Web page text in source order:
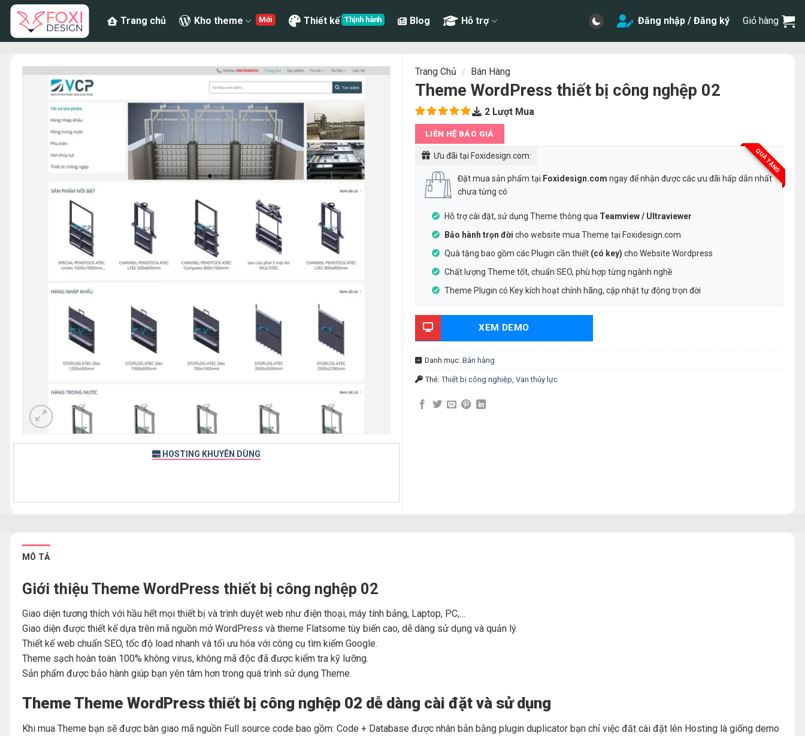
Chuyển
nội
Trang chủ Kho theme Thiết kế Blog Hỗ trợ Đăng nhập / Đăng ký Giỏ hàng
HOSTING KHUYÊN DÙNG
Trang Chủ / Bán Hàng
Theme WordPress thiết bị công nghệp 02
5.00trên
5 dựa
trên
1
đánh
giá
2 Lượt Mua
LIÊN HỆ BÁO GIÁ
QUÀ TẶNG
Ưu đãi tại Foxidesign.com:
Đặt mua sản phẩm tại Foxidesign.com ngay để nhận được các ưu đãi hấp dẫn nhất
chưa từng có
Hỗ trợ cài đặt, sử dụng Theme thông qua Teamview / Ultraviewer
Bảo hành trọn đời cho website mua Theme tại Foxidesign.com
Quà tặng bao gồm các Plugin cần thiết (có key) cho Website Wordpress
Chất lượng Theme tốt, chuẩn SEO, phù hợp từng ngành nghề
Theme Plugin có Key kích hoạt chính hãng, cập nhật tự động trọn đời
XEM DEMO
Danh mục: Bán hàng
Thẻ: Thiết bị công nghiệp, Van thủy lực
MÔ TẢ
Giới thiệu Theme WordPress thiết bị công nghệp 02
Giao diện tương thích với hầu hết mọi thiết bị và trình duyệt web như điện thoại, máy tính bảng, Laptop, PC,…
Giao diện được thiết kế dựa trên mã nguồn mở WordPress và theme Flatsome tùy biến cao, dễ dàng sử dụng và quản lý.
Thiết kế web chuẩn SEO, tốc độ load nhanh và tối ưu hóa với công cụ tìm kiếm Google.
Theme sạch hoàn toàn 100% không virus, không mã độc đã được kiểm tra kỹ lưỡng.
Sản phẩm được bảo hành giúp bạn yên tâm hơn trong quá trình sử dụng Theme.
Theme Theme WordPress thiết bị công nghệp 02 dễ dàng cài đặt và sử dụng
Khi mua Theme bạn sẽ được bàn giao mã nguồn Full source code bao gồm: Code + Database được nhân bản bằng plugin duplicator bạn chỉ việc đăt cài đặt lên Hosting là giống demo